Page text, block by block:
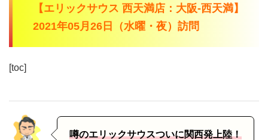
【エリックサウス 西天満店：大阪-西天満】
2021年05月26日（水曜・夜）訪問
[toc]
噂のエリックサウスついに関西発上陸！